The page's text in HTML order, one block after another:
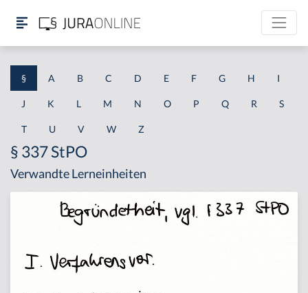
§ A B C D E F G H I
J K L M N O P Q R S
T U V W Z
§ 337 StPO
Verwandte Lerneinheiten